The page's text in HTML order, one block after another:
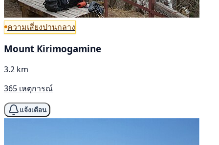
ความเสี่ยงปานกลาง
Mount Kirimogamine
3.2 km
365 เหตุการณ์
แจ้งเตือน